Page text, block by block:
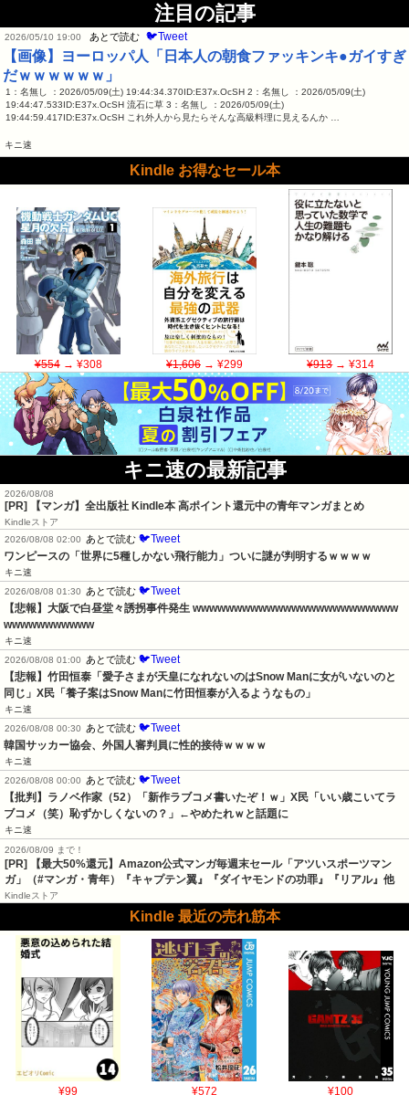
注目の記事
2026/05/10 19:00 あとで読む 🐦Tweet
【画像】ヨーロッパ人「日本人の朝食ファッキンキ●ガイすぎ
だｗｗｗｗｗｗ」
1：名無し ：2026/05/09(土) 19:44:34.370ID:E37x.OcSH 2：名無し ：2026/05/09(土)
19:44:47.533ID:E37x.OcSH 流石に草 3：名無し ：2026/05/09(土)
19:44:59.417ID:E37x.OcSH これ外人から見たらそんな高級料理に見えるんか …
キニ速
Kindle お得なセール本
¥554→ ¥308 ¥1,606→ ¥299 ¥913→ ¥314
キニ速の最新記事
2026/08/08
[PR] 【マンガ】全出版社 Kindle本 高ポイント還元中の青年マンガまとめ
Kindleストア
2026/08/08 02:00
あとで読む 🐦Tweet
ワンピースの「世界に5種しかない飛行能力」ついに謎が判明するｗｗｗｗ
キニ速
2026/08/08 01:30
あとで読む 🐦Tweet
【悲報】大阪で白昼堂々誘拐事件発生 wwwwwwwwwwwwwwwwwwwwwwwww
wwwwwwwwwww
キニ速
2026/08/08 01:00
あとで読む 🐦Tweet
【悲報】竹田恒泰「愛子さまが天皇になれないのはSnow Manに女がいないのと
同じ」X民「養子案はSnow Manに竹田恒泰が入るようなもの」
キニ速
2026/08/08 00:30
あとで読む 🐦Tweet
韓国サッカー協会、外国人審判員に性的接待ｗｗｗｗ
キニ速
2026/08/08 00:00
あとで読む 🐦Tweet
【批判】ラノベ作家（52）「新作ラブコメ書いたぞ！ｗ」X民「いい歳こいてラ
ブコメ（笑）恥ずかしくないの？」←やめたれｗと話題に
キニ速
2026/08/09 まで！
[PR]
【最大50%還元】Amazon公式マンガ毎週末セール「アツいスポーツマン
ガ」（#マンガ・青年）『キャプテン翼』『ダイヤモンドの功罪』『リアル』他
Kindleストア
Kindle 最近の売れ筋本
¥99 ¥572 ¥100